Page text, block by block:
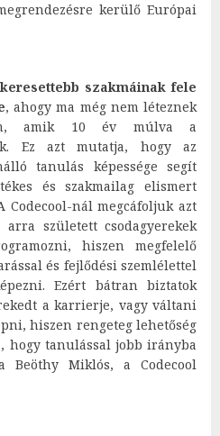
kerülő Európai
szakmáinak fele
, ahogy ma még nem léteznek
amik 10 év múlva a
Ez azt mutatja, hogy az
tanulás képessége segít
és szakmailag elismert
Codecool-nál megcáfoljuk azt
született csodagyerekek
hiszen megfelelő
és fejlődési szemlélettel
Ezért bátran biztatok
a karrierje, vagy váltani
hiszen rengeteg lehetőség
hogy tanulással jobb irányba
Beöthy Miklós, a Codecool